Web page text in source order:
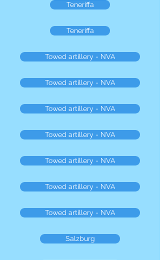
Teneriffa
Teneriffa
Towed artillery - NVA
Towed artillery - NVA
Towed artillery - NVA
Towed artillery - NVA
Towed artillery - NVA
Towed artillery - NVA
Towed artillery - NVA
Salzburg